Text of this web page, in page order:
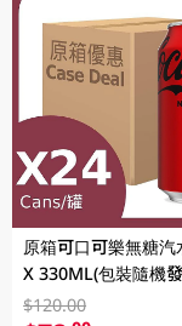
原箱可口可樂無糖
X 330ML(包裝隨機
$120.00